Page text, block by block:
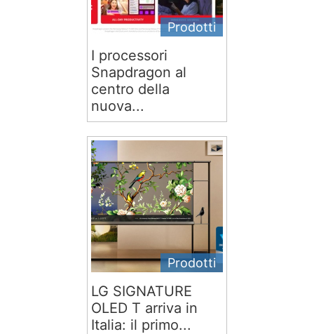
Prodotti
I processori
Snapdragon al
centro della
nuova...
Prodotti
LG SIGNATURE
OLED T arriva in
Italia: il primo...